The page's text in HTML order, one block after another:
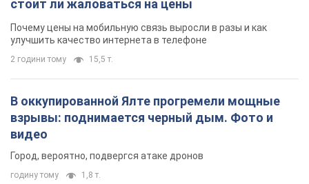
стоит ли жаловаться на цены
Почему цены на мобильную связь выросли в разы и как
улучшить качество интернета в телефоне
2 години тому 15,5 т.
В оккупированной Ялте прогремели мощные
взрывы: поднимается черный дым. Фото и
видео
Город, вероятно, подвергся атаке дронов
годину тому 1,8 т.